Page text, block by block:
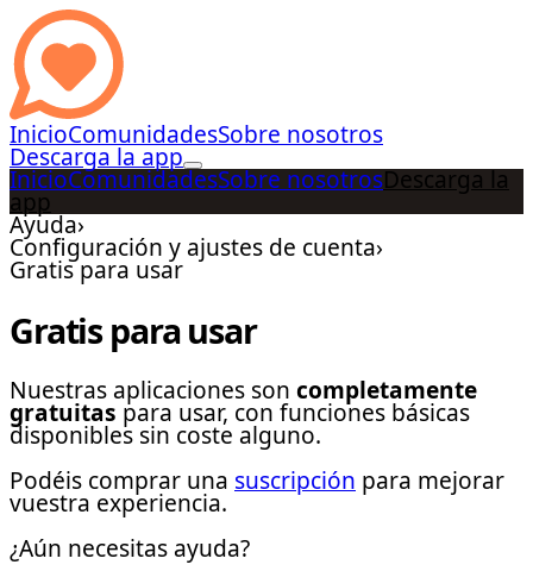
InicioComunidadesSobre nosotros
Descarga la app
InicioComunidadesSobre nosotrosDescarga la
app
Ayuda›
Configuración y ajustes de cuenta›
Gratis para usar
Gratis para usar
Nuestras aplicaciones son completamente
gratuitas para usar, con funciones básicas
disponibles sin coste alguno.
Podéis comprar una suscripción para mejorar
vuestra experiencia.
¿Aún necesitas ayuda?